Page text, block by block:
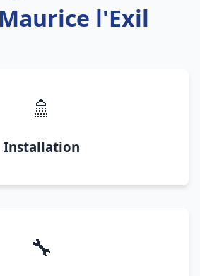
l'Exil
🚿
Installation
🔧